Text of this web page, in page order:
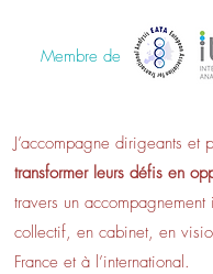
Membre de
J’accompagne dirigeants et
transformer leurs défis en
travers un
collectif, en cabinet, en
France et à l’international.